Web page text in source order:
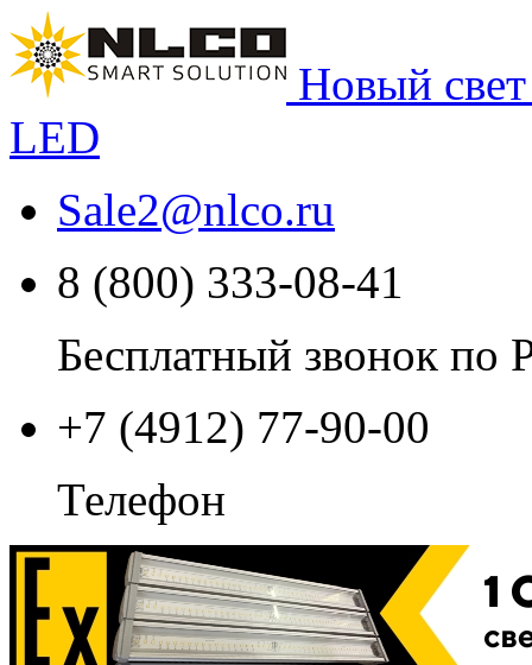
Новый
LED
Sale2@nlco.ru
8 (800) 333-08-41
Бесплатный звонок по
+7 (4912) 77-90-00
Телефон